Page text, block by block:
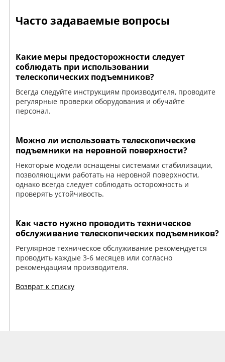
Часто задаваемые вопросы
Какие меры предосторожности следует
соблюдать при использовании
телескопических подъемников?
Всегда следуйте инструкциям производителя, проводите
регулярные проверки оборудования и обучайте
персонал.
Можно ли использовать телескопические
подъемники на неровной поверхности?
Некоторые модели оснащены системами стабилизации,
позволяющими работать на неровной поверхности,
однако всегда следует соблюдать осторожность и
проверять устойчивость.
Как часто нужно проводить техническое
обслуживание телескопических подъемников?
Регулярное техническое обслуживание рекомендуется
проводить каждые 3-6 месяцев или согласно
рекомендациям производителя.
Возврат к списку